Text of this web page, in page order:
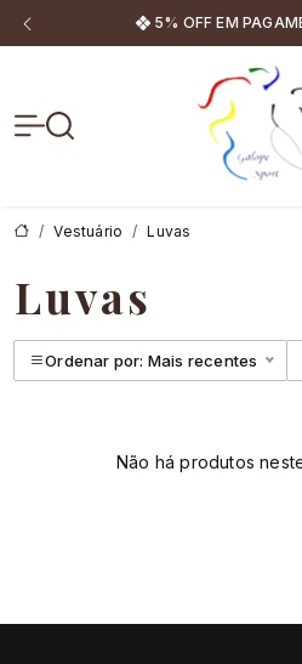
5% OFF EM
Vestuário Luvas
Luvas
Ordenar por: Mais recentes
Não há produtos